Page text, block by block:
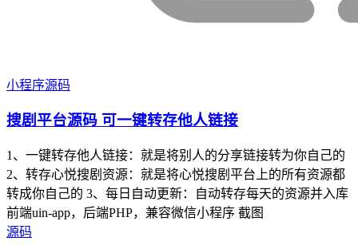
小程序源码
搜剧平台源码 可一键转存他人链接
1、一键转存他人链接：就是将别人的分享链接转为你自己的
2、转存心悦搜剧资源：就是将心悦搜剧平台上的所有资源都
转成你自己的 3、每日自动更新：自动转存每天的资源并入库
前端uin-app，后端PHP，兼容微信小程序 截图
源码